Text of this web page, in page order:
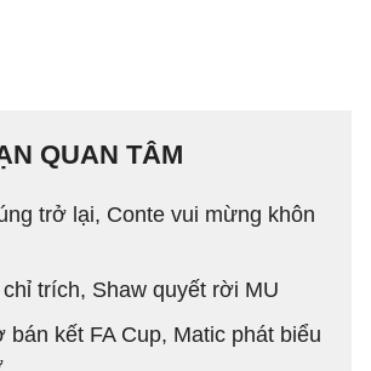
QUAN TÂM
trở lại, Conte vui mừng khôn
trích, Shaw quyết rời MU
bán kết FA Cup, Matic phát biểu